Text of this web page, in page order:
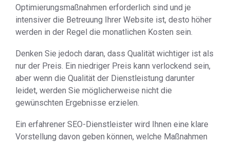
Optimierungsmaßnahmen erforderlich sind und je
intensiver die Betreuung Ihrer Website ist, desto höher
werden in der Regel die monatlichen Kosten sein.
Denken Sie jedoch daran, dass Qualität wichtiger ist als
nur der Preis. Ein niedriger Preis kann verlockend sein,
aber wenn die Qualität der Dienstleistung darunter
leidet, werden Sie möglicherweise nicht die
gewünschten Ergebnisse erzielen.
Ein erfahrener SEO-Dienstleister wird Ihnen eine klare
Vorstellung davon geben können, welche Maßnahmen